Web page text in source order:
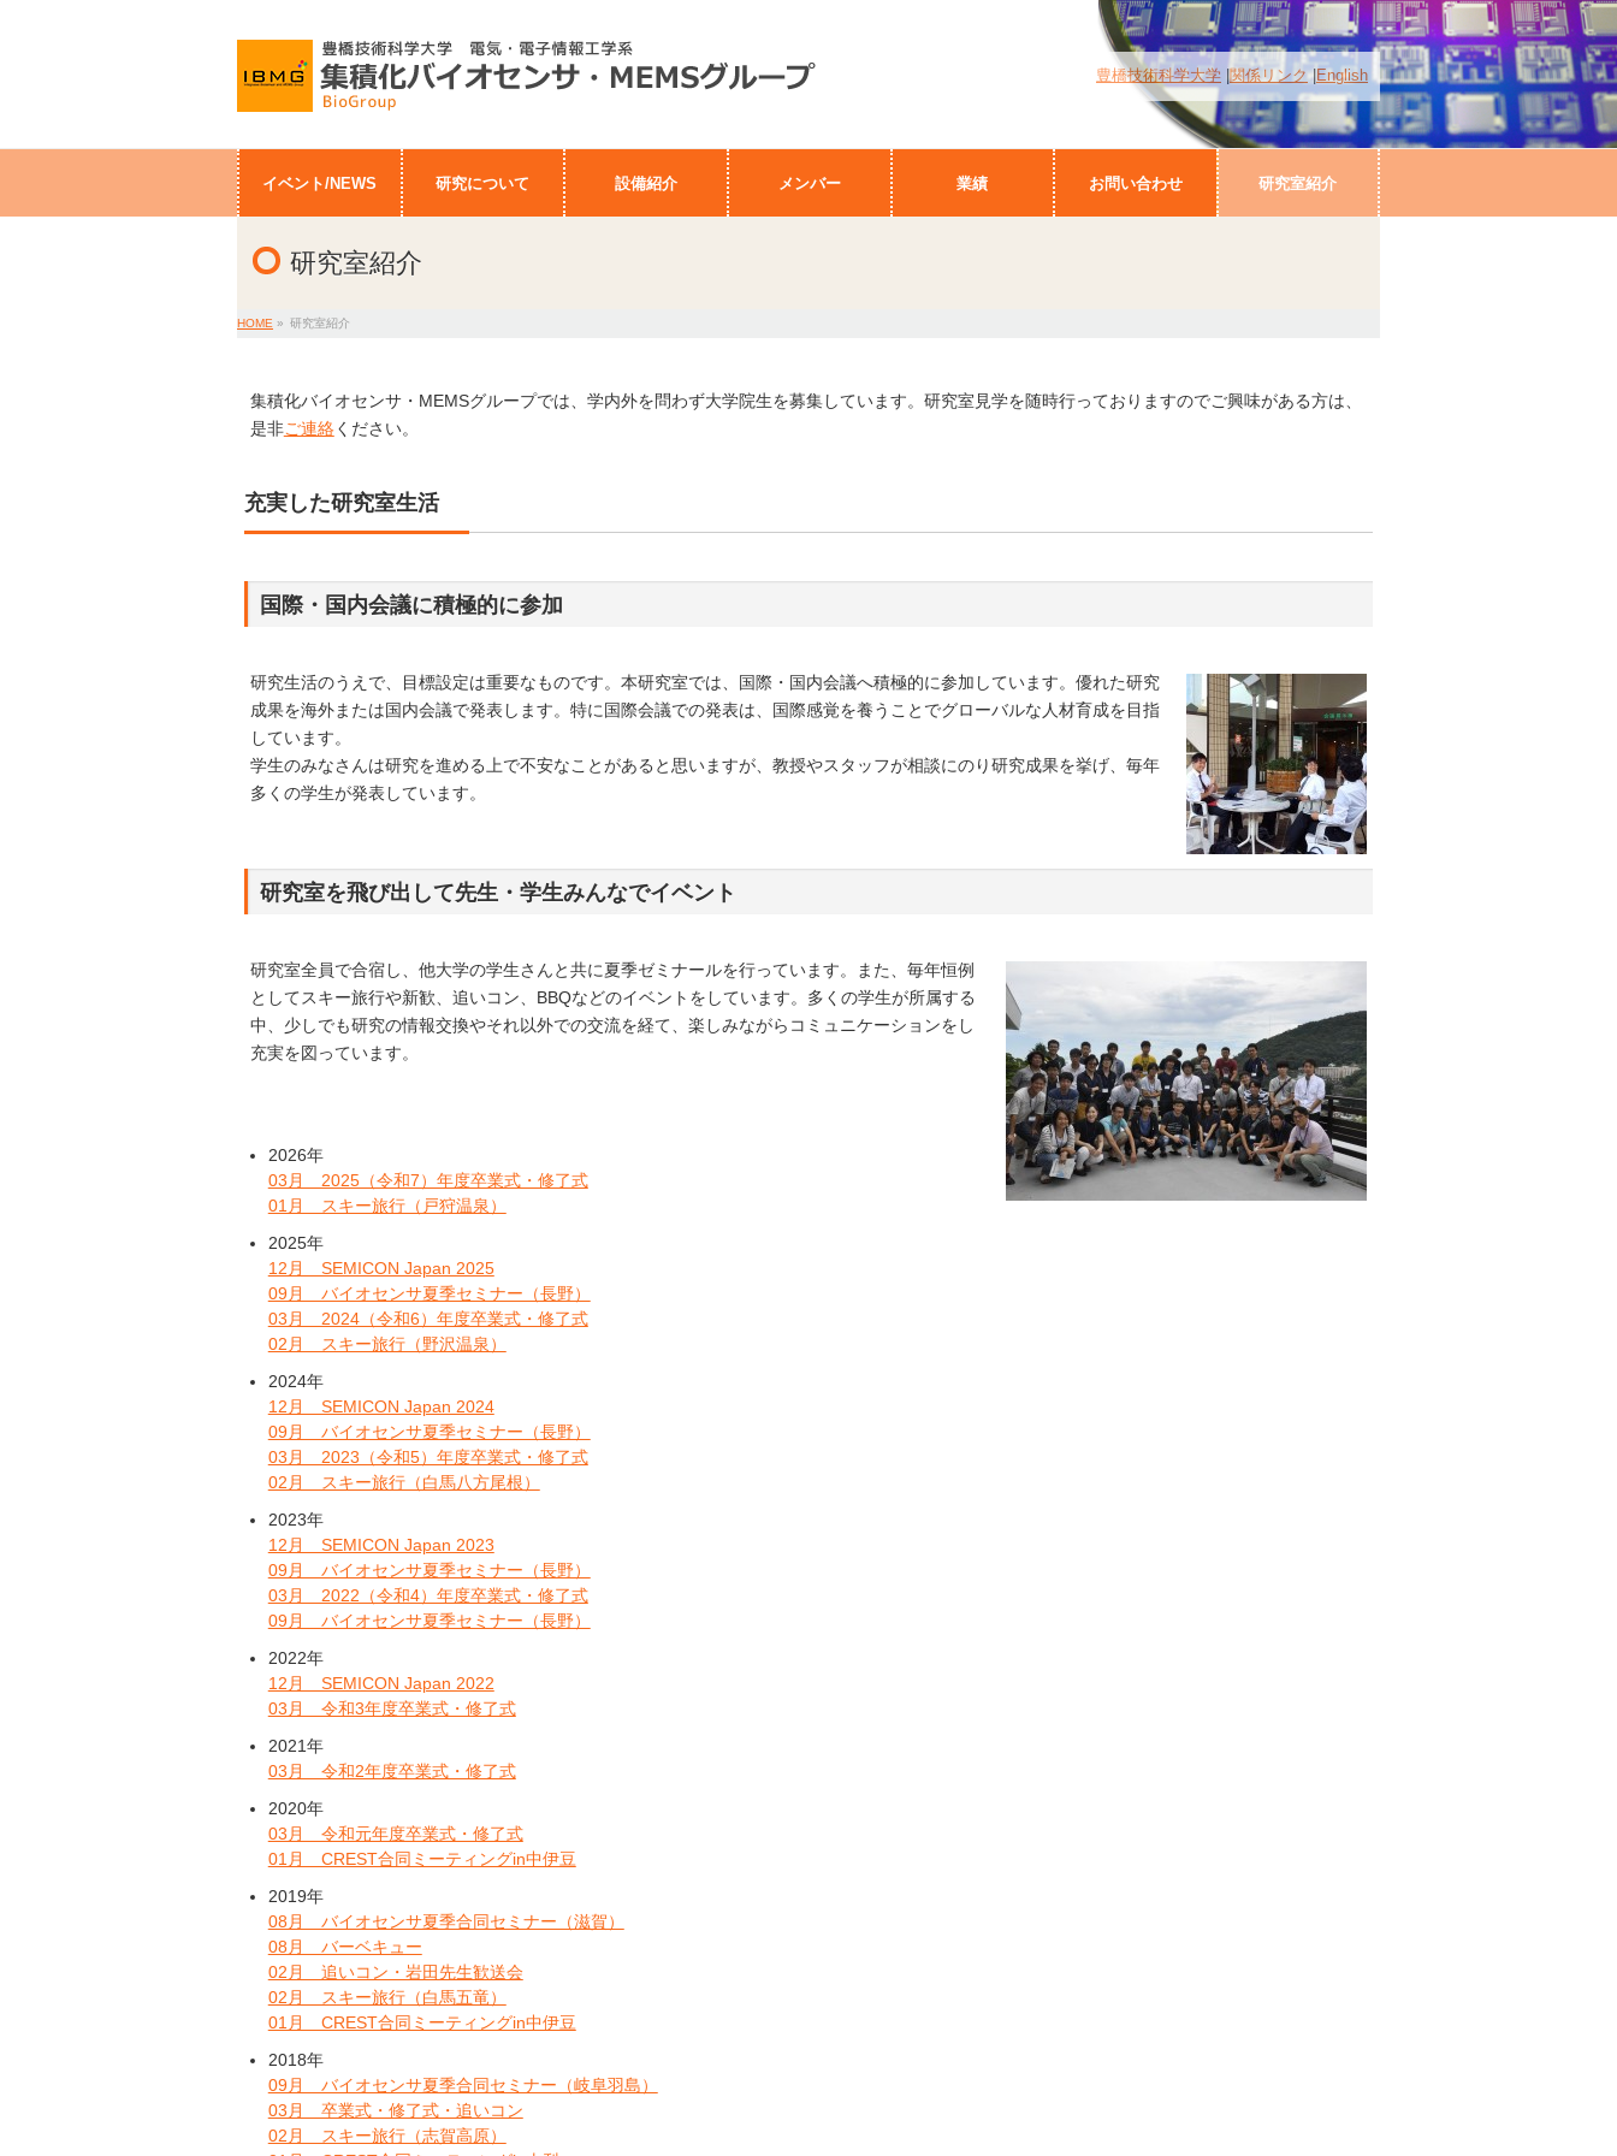
豊橋技術科学大学 関係リンク English
イベント/NEWS 研究について 設備紹介 メンバー 業績 お問い合わせ 研究室紹介
研究室紹介
HOME » 研究室紹介
集積化バイオセンサ・MEMSグループでは、学内外を問わず大学院生を募集しています。研究室見学を随時行っておりますのでご興味がある方は、
是非ご連絡ください。
充実した研究室生活
国際・国内会議に積極的に参加
研究生活のうえで、目標設定は重要なものです。本研究室では、国際・国内会議へ積極的に参加しています。優れた研究
成果を海外または国内会議で発表します。特に国際会議での発表は、国際感覚を養うことでグローバルな人材育成を目指
しています。
学生のみなさんは研究を進める上で不安なことがあると思いますが、教授やスタッフが相談にのり研究成果を挙げ、毎年
多くの学生が発表しています。
研究室を飛び出して先生・学生みんなでイベント
研究室全員で合宿し、他大学の学生さんと共に夏季ゼミナールを行っています。また、毎年恒例
としてスキー旅行や新歓、追いコン、BBQなどのイベントをしています。多くの学生が所属する
中、少しでも研究の情報交換やそれ以外での交流を経て、楽しみながらコミュニケーションをし
充実を図っています。
2026年
03月 2025（令和7）年度卒業式・修了式
01月 スキー旅行（戸狩温泉）
2025年
12月 SEMICON Japan 2025
09月 バイオセンサ夏季セミナー（長野）
03月 2024（令和6）年度卒業式・修了式
02月 スキー旅行（野沢温泉）
2024年
12月 SEMICON Japan 2024
09月 バイオセンサ夏季セミナー（長野）
03月 2023（令和5）年度卒業式・修了式
02月 スキー旅行（白馬八方尾根）
2023年
12月 SEMICON Japan 2023
09月 バイオセンサ夏季セミナー（長野）
03月 2022（令和4）年度卒業式・修了式
09月 バイオセンサ夏季セミナー（長野）
2022年
12月 SEMICON Japan 2022
03月 令和3年度卒業式・修了式
2021年
03月 令和2年度卒業式・修了式
2020年
03月 令和元年度卒業式・修了式
01月 CREST合同ミーティングin中伊豆
2019年
08月 バイオセンサ夏季合同セミナー（滋賀）
08月 バーベキュー
02月 追いコン・岩田先生歓送会
02月 スキー旅行（白馬五竜）
01月 CREST合同ミーティングin中伊豆
2018年
09月 バイオセンサ夏季合同セミナー（岐阜羽島）
03月 卒業式・修了式・追いコン
02月 スキー旅行（志賀高原）